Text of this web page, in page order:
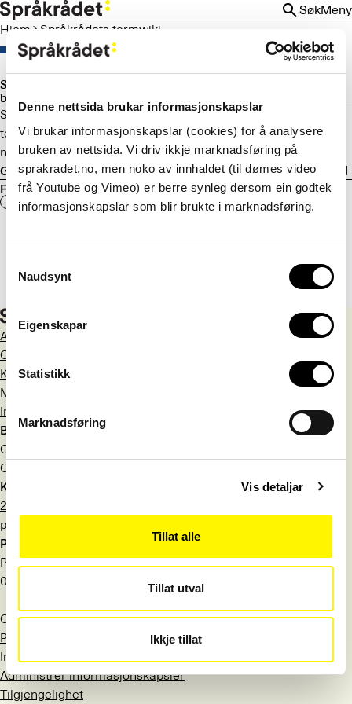
Denne nettsida brukar informasjonskapslar
Vi brukar informasjonskapslar (cookies) for å analysere
bruken av nettsida. Vi driv ikkje marknadsføring på
sprakradet.no, men noko av innhaldet (til dømes video
frå Youtube og Vimeo) er berre synleg dersom ein godtek
informasjonskapslar som blir brukte i marknadsføring.
Selection
Naudsynt
Eigenskapar
Statistikk
Marknadsføring
Vis detaljar
Tillat alle
Tillat utval
Ikkje tillat
HOPP
TIL
HOVEDINNHOLD
SøkMeny
Hjem
Språkrådets termwiki
Språkrådets termwiki er lagt ned og
basene flyttet til Termportalen
Språkrådet avviklet termwikien i januar 2025, men
termbasene som lå der, er flyttet til Termportalen, Norges
nasjonale portal for terminologi.
Gå til Termportalen
Fant du det du lette etter?
Ja
Nei
Aktuelt
Om Språkrådet
Kontakt
Meld deg på nyhetsbrev
Information in English
Besøksadresse
Observatoriegata 1 B
Oslo
Kontakt
22 54 19 50
post@sprakradet.no
Postadresse
Postboks 1573 Vika
0118 Oslo
Org.nr.: 971 527 404
Personvern
Informasjonskapsler
Administrer informasjonskapsler
Tilgjengelighet